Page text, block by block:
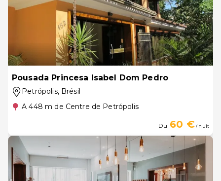
Pousada Princesa Isabel Dom Pedro
Petrópolis, Brésil
A 448 m de Centre de Petrópolis
Du 60 €/ nuit